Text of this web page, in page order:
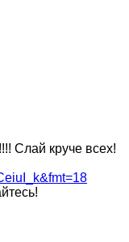
Слай круче всех!